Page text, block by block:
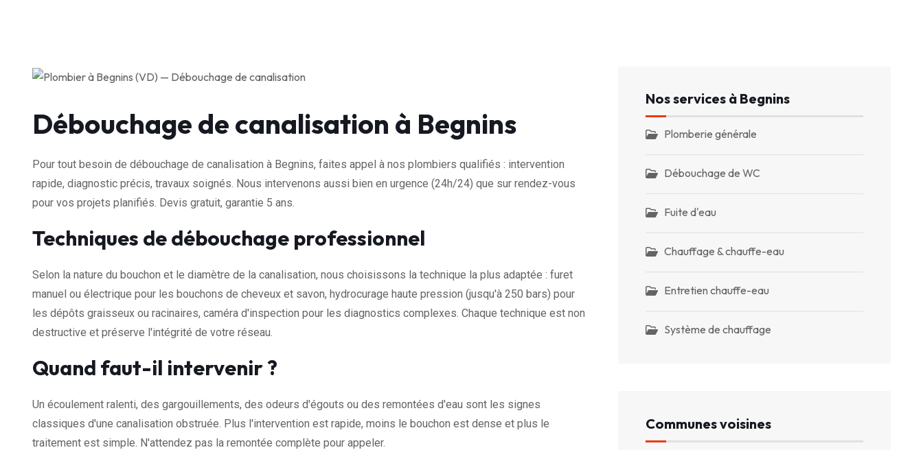
Débouchage de canalisation à Begnins
Pour tout besoin de débouchage de canalisation à Begnins, faites appel à nos plombiers qualifiés : intervention
rapide, diagnostic précis, travaux soignés. Nous intervenons aussi bien en urgence (24h/24) que sur rendez-vous
pour vos projets planifiés. Devis gratuit, garantie 5 ans.
Techniques de débouchage professionnel
Selon la nature du bouchon et le diamètre de la canalisation, nous choisissons la technique la plus adaptée : furet
manuel ou électrique pour les bouchons de cheveux et savon, hydrocurage haute pression (jusqu'à 250 bars) pour
les dépôts graisseux ou racinaires, caméra d'inspection pour les diagnostics complexes. Chaque technique est non
destructive et préserve l'intégrité de votre réseau.
Quand faut-il intervenir ?
Un écoulement ralenti, des gargouillements, des odeurs d'égouts ou des remontées d'eau sont les signes
classiques d'une canalisation obstruée. Plus l'intervention est rapide, moins le bouchon est dense et plus le
traitement est simple. N'attendez pas la remontée complète pour appeler.
Nos services à Begnins
Plomberie générale
Débouchage de WC
Fuite d'eau
Chauffage & chauffe-eau
Entretien chauffe-eau
Système de chauffage
Communes voisines